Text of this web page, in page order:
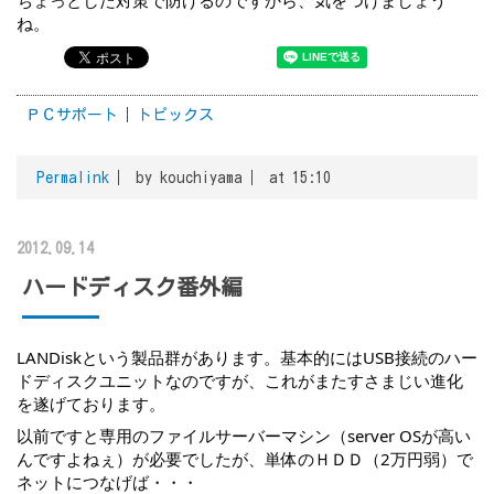
ね。
ＰＣサポート トピックス
Permalink by kouchiyama at 15:10
2012.09.14
ハードディスク番外編
LANDiskという製品群があります。基本的にはUSB接続のハー
ドディスクユニットなのですが、これがまたすさまじい進化
を遂げております。
以前ですと専用のファイルサーバーマシン（server OSが高い
んですよねぇ）が必要でしたが、単体のＨＤＤ（2万円弱）で
ネットにつなげば・・・